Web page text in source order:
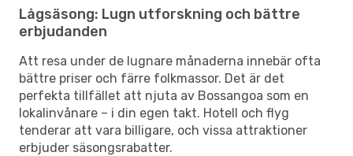
Lågsäsong: Lugn utforskning och bättre
erbjudanden
Att resa under de lugnare månaderna innebär ofta
bättre priser och färre folkmassor. Det är det
perfekta tillfället att njuta av Bossangoa som en
lokalinvånare – i din egen takt. Hotell och flyg
tenderar att vara billigare, och vissa attraktioner
erbjuder säsongsrabatter.